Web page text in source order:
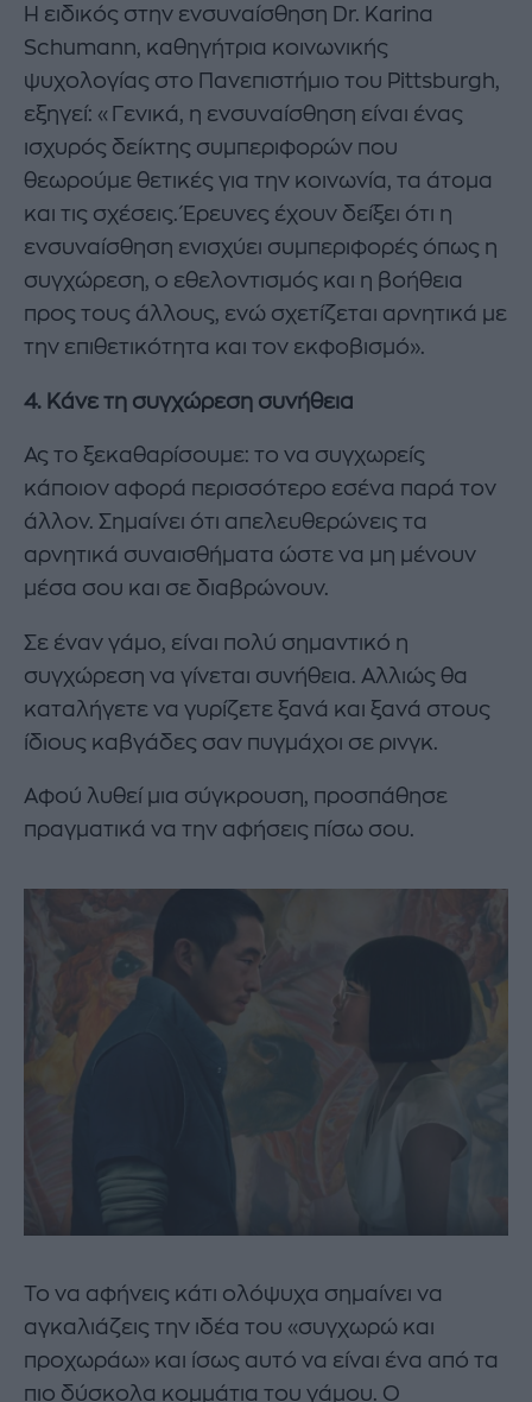
Η ειδικός στην ενσυναίσθηση Dr. Karina
Schumann, καθηγήτρια κοινωνικής
ψυχολογίας στο Πανεπιστήμιο του Pittsburgh,
εξηγεί: «Γενικά, η ενσυναίσθηση είναι ένας
ισχυρός δείκτης συμπεριφορών που
θεωρούμε θετικές για την κοινωνία, τα άτομα
και τις σχέσεις. Έρευνες έχουν δείξει ότι η
ενσυναίσθηση ενισχύει συμπεριφορές όπως η
συγχώρεση, ο εθελοντισμός και η βοήθεια
προς τους άλλους, ενώ σχετίζεται αρνητικά με
την επιθετικότητα και τον εκφοβισμό».
4. Κάνε τη συγχώρεση συνήθεια
Ας το ξεκαθαρίσουμε: το να συγχωρείς
κάποιον αφορά περισσότερο εσένα παρά τον
άλλον. Σημαίνει ότι απελευθερώνεις τα
αρνητικά συναισθήματα ώστε να μη μένουν
μέσα σου και σε διαβρώνουν.
Σε έναν γάμο, είναι πολύ σημαντικό η
συγχώρεση να γίνεται συνήθεια. Αλλιώς θα
καταλήγετε να γυρίζετε ξανά και ξανά στους
ίδιους καβγάδες σαν πυγμάχοι σε ρινγκ.
Αφού λυθεί μια σύγκρουση, προσπάθησε
πραγματικά να την αφήσεις πίσω σου.
Το να αφήνεις κάτι ολόψυχα σημαίνει να
αγκαλιάζεις την ιδέα του «συγχωρώ και
προχωράω» και ίσως αυτό να είναι ένα από τα
πιο δύσκολα κομμάτια του γάμου. Ο